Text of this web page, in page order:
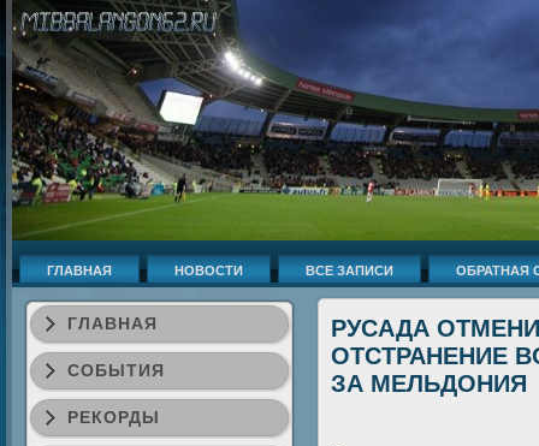
ГЛАВНАЯ НОВОСТИ ВСЕ ЗАПИСИ ОБРАТНАЯ
ГЛАВНАЯ
СОБЫТИЯ
РЕКОРДЫ
РУСАДА
ОТСТРАНЕНИЕ
ЗА МЕЛЬДОНИЯ